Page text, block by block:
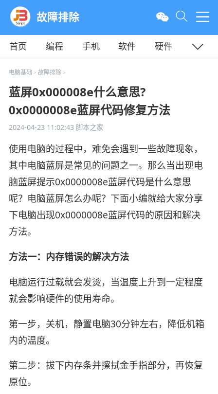
故障排除
首页 编程 手机 软件
硬件
教程
平面
电脑基础 > 故障排除>
蓝屏0x000008e什么意思?
0x0000008e蓝屏代码修复方法
2024-04-23 11:02:43脚本之家
使用电脑的过程中，难免会遇到一些故障现象，
其中电脑蓝屏是常见的问题之一。那么当出现电
脑蓝屏提示0x0000008e蓝屏代码是什么意思
呢？电脑蓝屏怎么办呢？下面小编就给大家分享
下电脑出现0x0000008e蓝屏代码的原因和解决
方法。
方法一：内存错误的解决方法
电脑运行过载就会发烫，当温度上升到一定程度
就会影响硬件的使用寿命。
第一步，关机，静置电脑30分钟左右，降低机箱
内的温度。
第二步：拔下内存条并擦拭金手指部分，再恢复
原位。